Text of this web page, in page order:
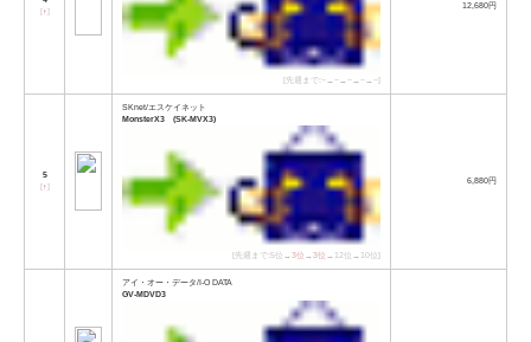
[↑]
[先週まで:−→−→−→−→−]
12,680円
5
[↑]
SKnet/エスケイネット
MonsterX3 (SK-MVX3)
[先週まで:5位→3位 →3位 →12位→10位]
6,880円
アイ・オー・データ/I-O DATA
GV-MDVD3